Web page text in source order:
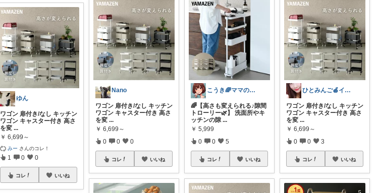
ゆん
ワゴン 扉付き/なし キッチン
ワゴン キャスター付き 高さ
を変 ...
￥ 6,699～
みー さんのコレ！
1 0 0
コレ いいね
Nano
ワゴン 扉付き/なし キッチン
ワゴン キャスター付き 高さ
を変 ...
￥ 6,699～
0 0 0
コレ いいね
こうき🌈ママの着痩せ服&快適な暮らし
🌈【高さも変えられる♪隙間
トローリー🌿】 洗面所やキ
ッチンの隙 ...
￥ 5,999
0 0 5
コレ いいね
ひとみんご🍎‪インテリア雑貨
ワゴン 扉付き/なし キッチン
ワゴン キャスター付き 高さ
を変 ...
￥ 6,699～
0 0 3
コレ いいね